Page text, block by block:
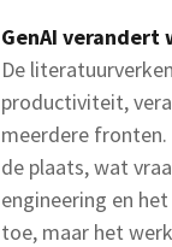
GenAI
De
productiviteit,
meerdere
de plaats, wat
engineering en
toe, maar het